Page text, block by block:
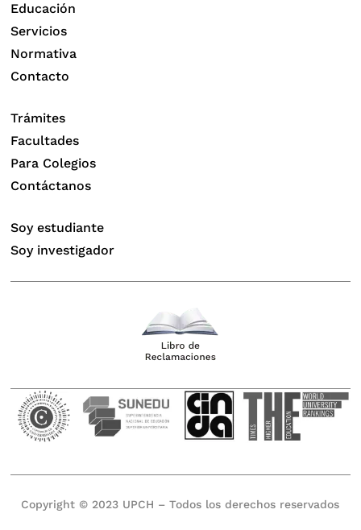
Educación
Servicios
Normativa
Contacto
Trámites
Facultades
Para Colegios
Contáctanos
Soy estudiante
Soy investigador
Copyright © 2023 UPCH – Todos los derechos reservados